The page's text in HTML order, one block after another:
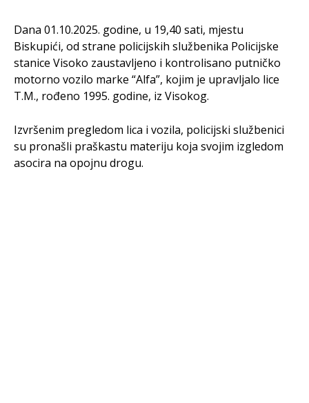
Dana 01.10.2025. godine, u 19,40 sati, mjestu
Biskupići, od strane policijskih službenika Policijske
stanice Visoko zaustavljeno i kontrolisano putničko
motorno vozilo marke “Alfa”, kojim je upravljalo lice
T.M., rođeno 1995. godine, iz Visokog.
Izvršenim pregledom lica i vozila, policijski službenici
su pronašli praškastu materiju koja svojim izgledom
asocira na opojnu drogu.